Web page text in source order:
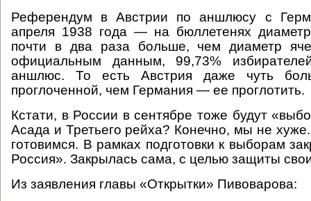
Референдум в Австрии по аншлюсу с
апреля 1938 года — на бюллетенях
почти в два раза больше, чем диаметр
официальным данным, 99,73%
аншлюс. То есть Австрия даже чуть
проглоченной, чем Германия — ее проглотить.
Кстати, в России в сентябре тоже будут
Асада и Третьего рейха? Конечно, мы не
готовимся. В рамках подготовки к выборам
Россия». Закрылась сама, с целью защиты
Из заявления главы «Открытки» Пивоварова: